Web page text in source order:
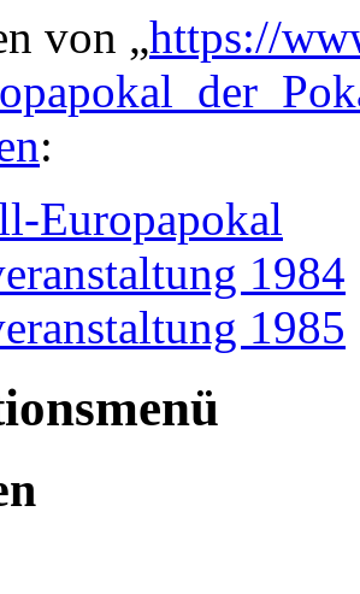
von „https://
:
Europapokal
1984
1985